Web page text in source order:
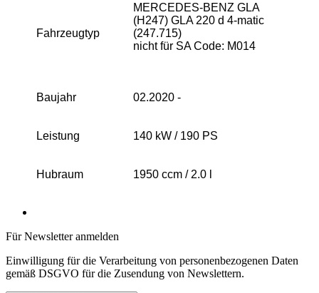
Fahrzeugtyp
MERCEDES-BENZ GLA
(H247) GLA 220 d 4-matic
(247.715)
nicht für SA Code: M014
Baujahr 02.2020 -
Leistung 140 kW / 190 PS
Hubraum 1950 ccm / 2.0 l
Für Newsletter anmelden
Einwilligung für die Verarbeitung von personenbezogenen Daten
gemäß DSGVO für die Zusendung von Newslettern.